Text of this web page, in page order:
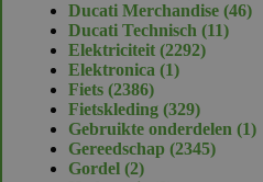
producten
Ducati Merchandise 4646
Ducati Technisch 1111
Elektriciteit 22922292
Elektronica 11
Fiets 23862386
producten
Fietskleding 329329
producten
Gebruikte onderdelen 11
Gereedschap 23452345
Gordel 22